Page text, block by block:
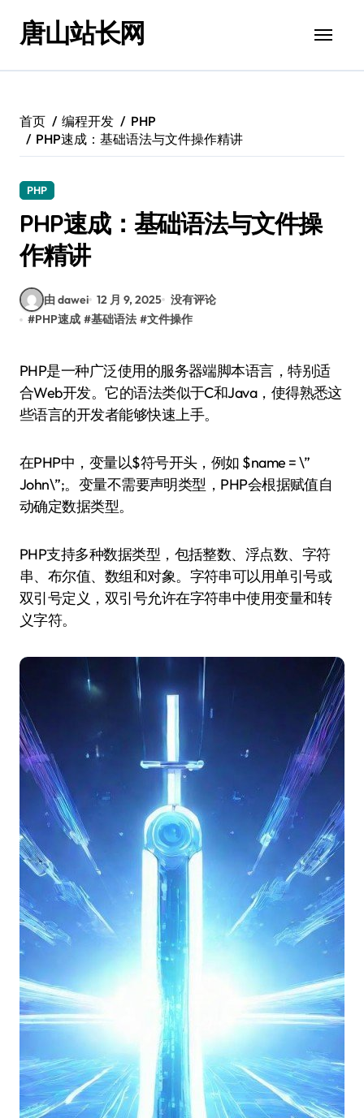
唐山站长网
首页 编程开发
PHP
PHP速成：基础语法与文件操作精讲
PHP
PHP速成：基础语法与文件操
作精讲
由 dawei 12 月 9, 2025 没有评论
#PHP速成 #基础语法 #文件操作
PHP是一种广泛使用的服务器端脚本语言，特别适
合Web开发。它的语法类似于C和Java，使得熟悉这
些语言的开发者能够快速上手。
在PHP中，变量以$符号开头，例如 $name = \”
John\”;。变量不需要声明类型，PHP会根据赋值自
动确定数据类型。
PHP支持多种数据类型，包括整数、浮点数、字符
串、布尔值、数组和对象。字符串可以用单引号或
双引号定义，双引号允许在字符串中使用变量和转
义字符。